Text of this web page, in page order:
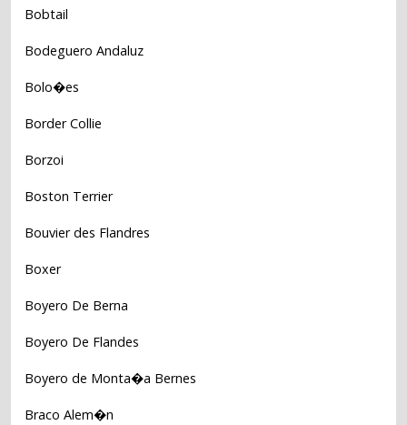
Bobtail
Bodeguero Andaluz
Bolo�es
Border Collie
Borzoi
Boston Terrier
Bouvier des Flandres
Boxer
Boyero De Berna
Boyero De Flandes
Boyero de Monta�a Bernes
Braco Alem�n